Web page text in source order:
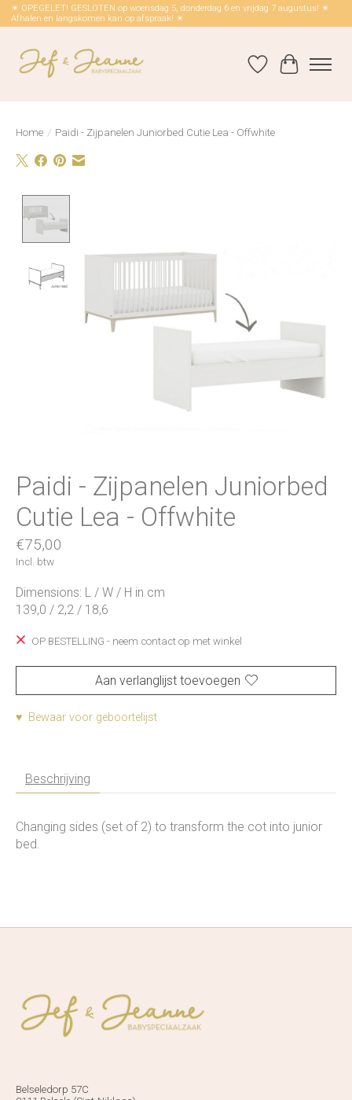
☀ OPEGELET! GESLOTEN op woensdag 5, donderdag 6 en vrijdag 7 augustus! ☀
Afhalen en langskomen kan op afspraak! ☀
Verlanglijst
Home / Paidi - Zijpanelen Juniorbed Cutie Lea - Offwhite
Paidi - Zijpanelen Juniorbed
Cutie Lea - Offwhite
€75,00
Incl. btw
Dimensions: L / W / H in cm
139,0 / 2,2 / 18,6
OP BESTELLING - neem contact op met winkel
Aan verlanglijst toevoegen
♥ Bewaar voor geboortelijst
Beschrijving
Changing sides (set of 2) to transform the cot into junior
bed.
Belseledorp 57C